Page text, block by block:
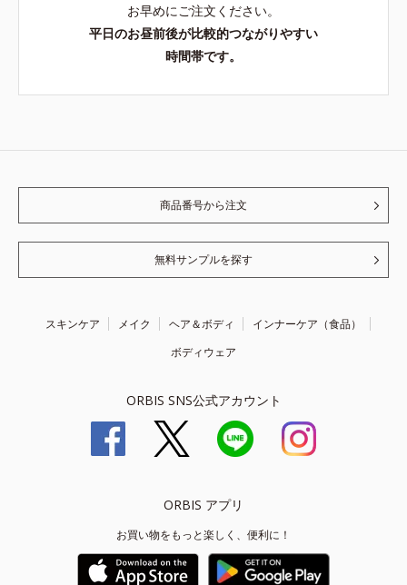
お早めにご注文ください。
平日のお昼前後が比較的つながりやすい
時間帯です。
商品番号から注文
無料サンプルを探す
スキンケア メイク ヘア＆ボディ
インナーケア（食品）
ボディウェア
ORBIS SNS公式アカウント
ORBIS アプリ
お買い物をもっと楽しく、便利に！